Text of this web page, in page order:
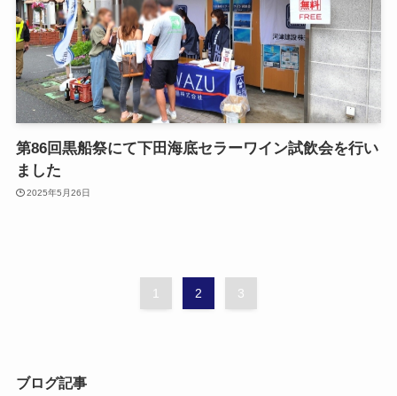
第86回黒船祭にて下田海底セラーワイン試飲会を行い
ました
2025年5月26日
1 2 3
ブログ記事